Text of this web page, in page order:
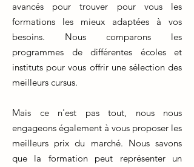
avancés pour trouver pour vous les
formations les mieux adaptées à vos
besoins. Nous comparons les
programmes de différentes écoles et
instituts pour vous offrir une sélection des
meilleurs cursus.
Mais ce n'est pas tout, nous nous
engageons également à vous proposer les
meilleurs prix du marché. Nous savons
que la formation peut représenter un